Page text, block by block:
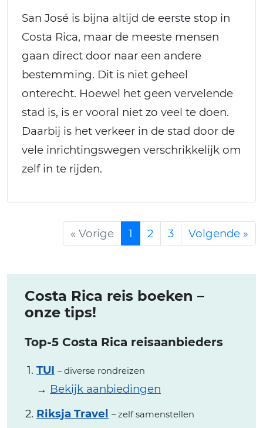
San José is bijna altijd de eerste stop in
Costa Rica, maar de meeste mensen
gaan direct door naar een andere
bestemming. Dit is niet geheel
onterecht. Hoewel het geen vervelende
stad is, is er vooral niet zo veel te doen.
Daarbij is het verkeer in de stad door de
vele inrichtingswegen verschrikkelijk om
zelf in te rijden.
« Vorige 1 2 3 Volgende »
Costa Rica reis boeken –
onze tips!
Top-5 Costa Rica reisaanbieders
TUI – diverse rondreizen
→ Bekijk aanbiedingen
Riksja Travel – zelf samenstellen